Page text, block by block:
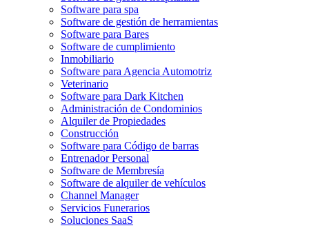
Software para spa
Software de gestión de herramientas
Software para Bares
Software de cumplimiento
Inmobiliario
Software para Agencia Automotriz
Veterinario
Software para Dark Kitchen
Administración de Condominios
Alquiler de Propiedades
Construcción
Software para Código de barras
Entrenador Personal
Software de Membresía
Software de alquiler de vehículos
Channel Manager
Servicios Funerarios
Soluciones SaaS